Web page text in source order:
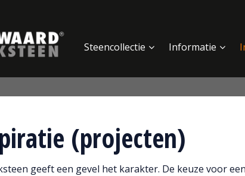
Steencollectie Informatie
(projecten)
geeft een gevel het karakter. De keuze voor